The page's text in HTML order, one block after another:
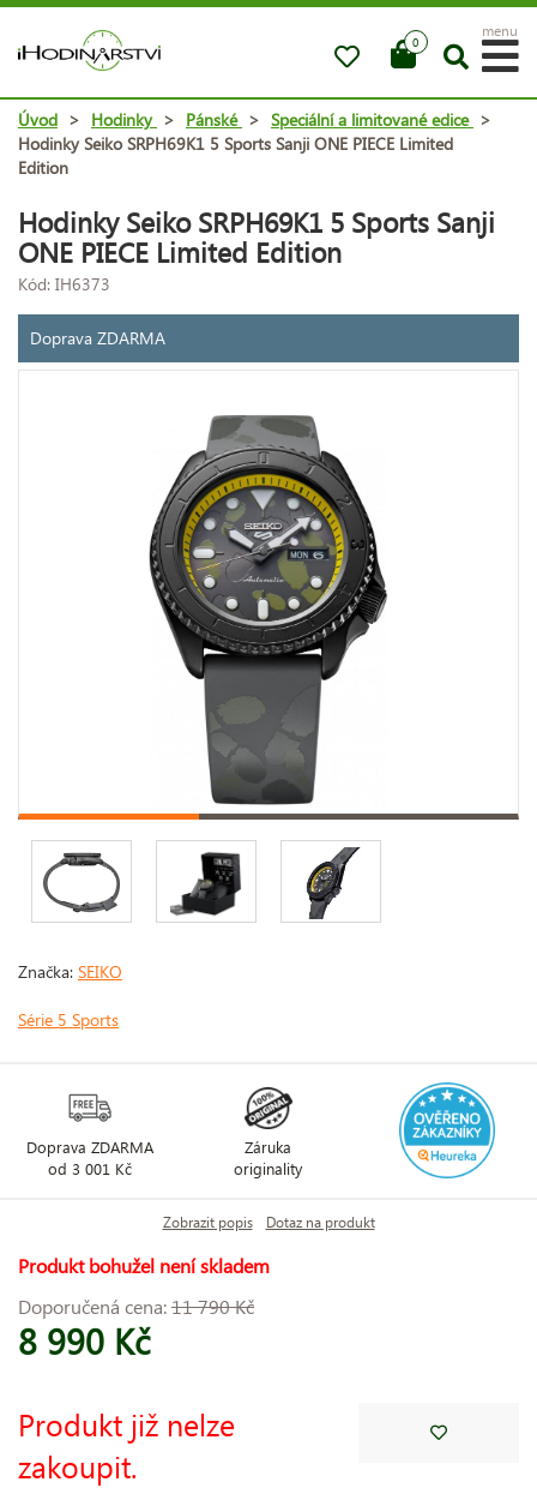
0
menu
Úvod > Hodinky > Pánské > Speciální a limitované edice >
Hodinky Seiko SRPH69K1 5 Sports Sanji ONE PIECE Limited
Edition
Hodinky Seiko SRPH69K1 5 Sports Sanji
ONE PIECE Limited Edition
Kód: IH6373
Doprava ZDARMA
Značka: SEIKO
Série 5 Sports
Doprava ZDARMA
od 3 001 Kč
Záruka
originality
Zobrazit popis Dotaz na produkt
Produkt bohužel není skladem
Doporučená cena:11 790 Kč
8 990 Kč
Produkt již nelze
zakoupit.